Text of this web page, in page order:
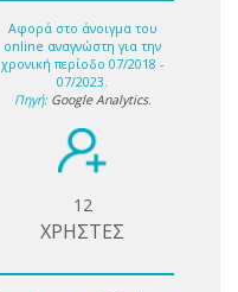
Αφορά στο άνοιγμα του
online αναγνώστη για την
χρονική περίοδο 07/2018 -
07/2023.
Πηγή: Google Analytics.
12
ΧΡΗΣΤΕΣ